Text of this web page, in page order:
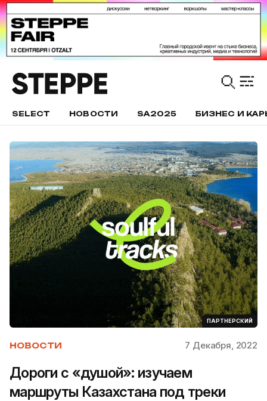
SELECT НОВОСТИ SA2025 БИЗНЕС И
ПАРТНЕРСКИЙ
НОВОСТИ 7 Декабря, 2022
Дороги с «душой»: изучаем
маршруты Казахстана под треки